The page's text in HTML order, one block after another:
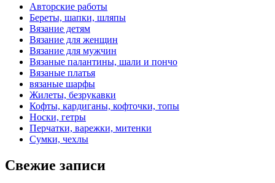
Авторские работы
Береты, шапки, шляпы
Вязание детям
Вязание для женщин
Вязание для мужчин
Вязаные палантины, шали и пончо
Вязаные платья
вязаные шарфы
Жилеты, безрукавки
Кофты, кардиганы, кофточки, топы
Носки, гетры
Перчатки, варежки, митенки
Сумки, чехлы
Свежие записи